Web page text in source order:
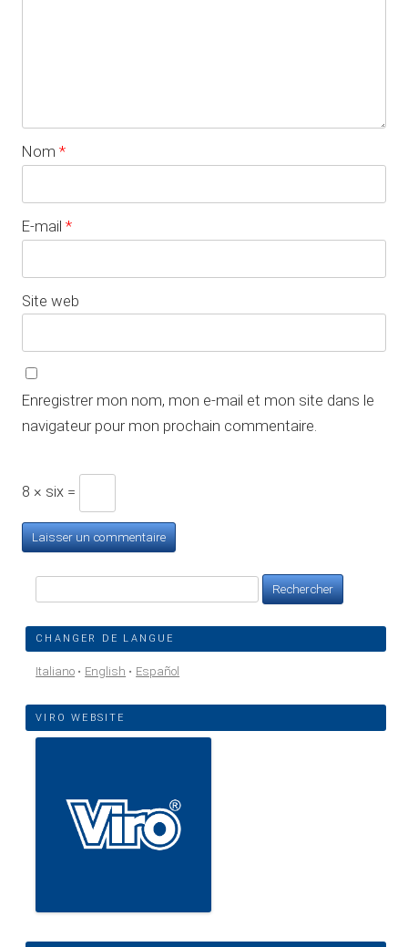
Nom *
E-mail *
Site web
Enregistrer mon nom, mon e-mail et mon site dans le
navigateur pour mon prochain commentaire.
8 × six =
CHANGER DE LANGUE
Italiano English Español
VIRO WEBSITE